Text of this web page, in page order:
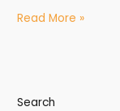
Read More »
Search